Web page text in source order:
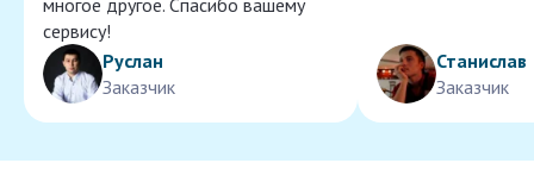
многое другое. Спасибо вашему
сервису!
Руслан
Заказчик
Станислав
Заказчик